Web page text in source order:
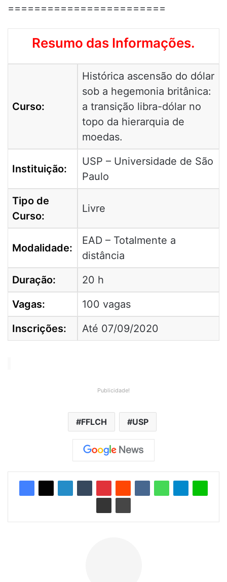
========================
Resumo das Informações.
Curso:
Histórica ascensão do dólar
sob a hegemonia britânica:
a transição libra-dólar no
topo da hierarquia de
moedas.
Instituição:
USP – Universidade de São
Paulo
Tipo de
Curso:
Livre
Modalidade:
EAD – Totalmente a
distância
Duração:
20 h
Vagas:
100 vagas
Inscrições:
Até 07/09/2020
Publicidade!
FFLCH USP